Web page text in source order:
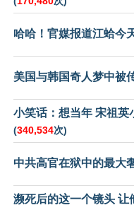
哈哈！官媒报道江蛤今
美国与韩国奇人梦中被
小笑话：想当年 宋祖英
(340,534次)
中共高官在狱中的最大
濒死后的这一个镜头 让